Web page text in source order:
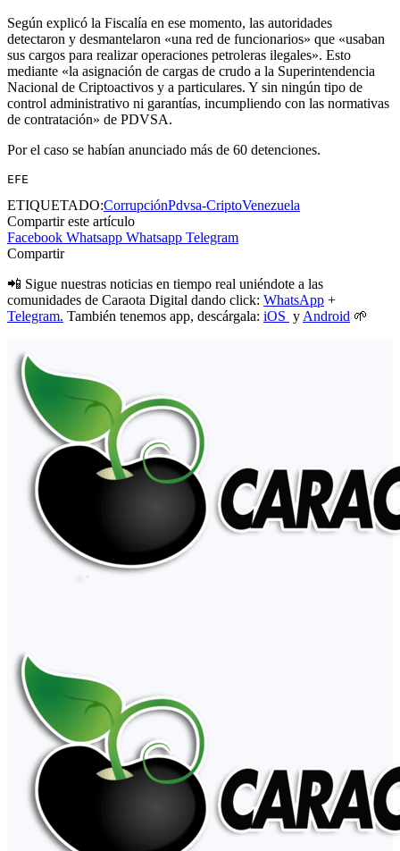
Según explicó la Fiscalía en ese momento, las autoridades
detectaron y desmantelaron «una red de funcionarios» que «usaban
sus cargos para realizar operaciones petroleras ilegales». Esto
mediante «la asignación de cargas de crudo a la Superintendencia
Nacional de Criptoactivos y a particulares. Y sin ningún tipo de
control administrativo ni garantías, incumpliendo con las normativas
de contratación» de PDVSA.
Por el caso se habían anunciado más de 60 detenciones.
EFE
ETIQUETADO:CorrupciónPdvsa-CriptoVenezuela
Compartir este artículo
Facebook Whatsapp Whatsapp Telegram
Compartir
📲 Sigue nuestras noticias en tiempo real uniéndote a las
comunidades de Caraota Digital dando click: WhatsApp +
Telegram. También tenemos app, descárgala: iOS y Android 🌱